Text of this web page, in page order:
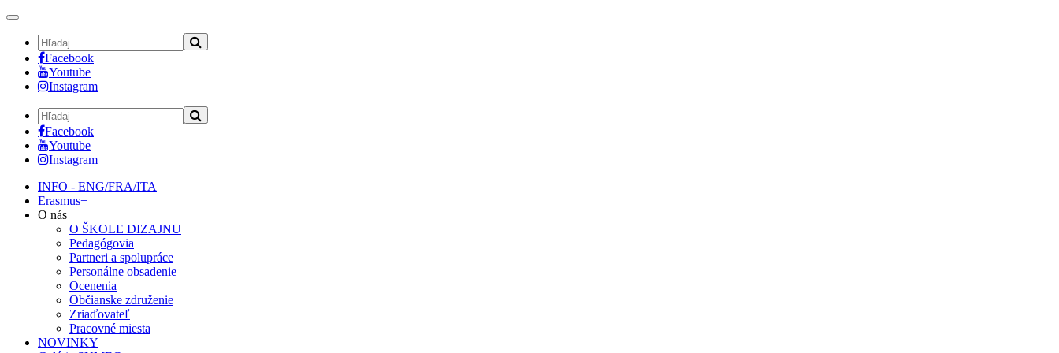
Toggle
navigation
Facebook
Youtube
Instagram
Facebook
Youtube
Instagram
INFO - ENG/FRA/ITA
Erasmus+
O nás
O ŠKOLE DIZAJNU
Pedagógovia
Partneri a spolupráce
Personálne obsadenie
Ocenenia
Občianske združenie
Zriaďovateľ
Pracovné miesta
NOVINKY